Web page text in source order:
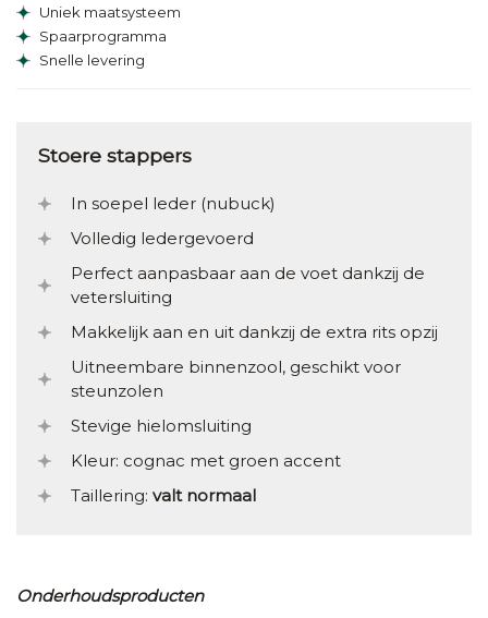
Uniek maatsysteem
Spaarprogramma
Snelle levering
Stoere stappers
In soepel leder (nubuck)
Volledig ledergevoerd
Perfect aanpasbaar aan de voet dankzij de
vetersluiting
Makkelijk aan en uit dankzij de extra rits opzij
Uitneembare binnenzool, geschikt voor
steunzolen
Stevige hielomsluiting
Kleur: cognac met groen accent
Taillering: valt normaal
Onderhoudsproducten